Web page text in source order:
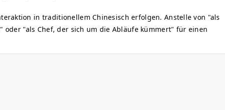
in traditionellem Chinesisch erfolgen. Anstelle von "als
"als Chef, der sich um die Abläufe kümmert" für einen